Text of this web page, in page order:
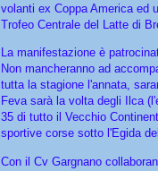
volanti ex Coppa America ed
Trofeo Centrale del Latte di
La manifestazione è
Non mancheranno ad
tutta la stagione l'annata,
Feva sarà la volta degli Ilca
35 di tutto il Vecchio
sportive corse sotto l'Egida
Con il Cv Gargnano